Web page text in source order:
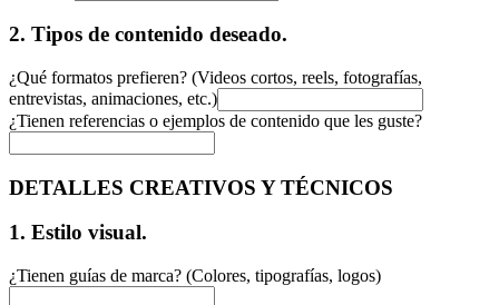
2. Tipos de contenido deseado.
¿Qué formatos prefieren? (Videos cortos, reels, fotografías,
entrevistas, animaciones, etc.)
¿Tienen referencias o ejemplos de contenido que les guste?
DETALLES CREATIVOS Y TÉCNICOS
1. Estilo visual.
¿Tienen guías de marca? (Colores, tipografías, logos)